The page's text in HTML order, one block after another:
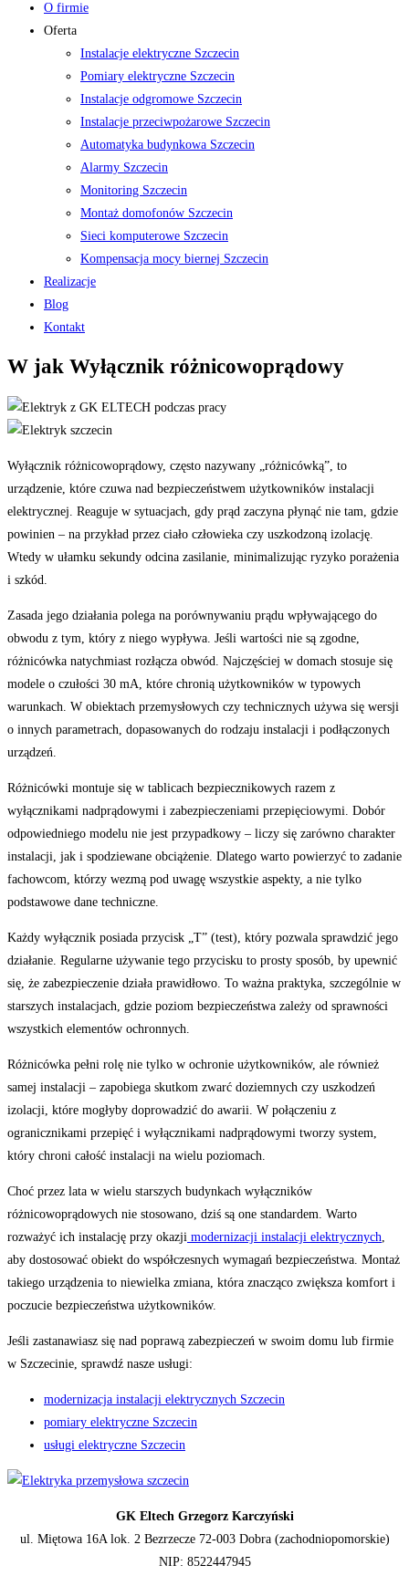
O firmie
Oferta
Instalacje elektryczne Szczecin
Pomiary elektryczne Szczecin
Instalacje odgromowe Szczecin
Instalacje przeciwpożarowe Szczecin
Automatyka budynkowa Szczecin
Alarmy Szczecin
Monitoring Szczecin
Montaż domofonów Szczecin
Sieci komputerowe Szczecin
Kompensacja mocy biernej Szczecin
Realizacje
Blog
Kontakt
W jak Wyłącznik różnicowoprądowy
Wyłącznik różnicowoprądowy, często nazywany „różnicówką”, to
urządzenie, które czuwa nad bezpieczeństwem użytkowników instalacji
elektrycznej. Reaguje w sytuacjach, gdy prąd zaczyna płynąć nie tam, gdzie
powinien – na przykład przez ciało człowieka czy uszkodzoną izolację.
Wtedy w ułamku sekundy odcina zasilanie, minimalizując ryzyko porażenia
i szkód.
Zasada jego działania polega na porównywaniu prądu wpływającego do
obwodu z tym, który z niego wypływa. Jeśli wartości nie są zgodne,
różnicówka natychmiast rozłącza obwód. Najczęściej w domach stosuje się
modele o czułości 30 mA, które chronią użytkowników w typowych
warunkach. W obiektach przemysłowych czy technicznych używa się wersji
o innych parametrach, dopasowanych do rodzaju instalacji i podłączonych
urządzeń.
Różnicówki montuje się w tablicach bezpiecznikowych razem z
wyłącznikami nadprądowymi i zabezpieczeniami przepięciowymi. Dobór
odpowiedniego modelu nie jest przypadkowy – liczy się zarówno charakter
instalacji, jak i spodziewane obciążenie. Dlatego warto powierzyć to zadanie
fachowcom, którzy wezmą pod uwagę wszystkie aspekty, a nie tylko
podstawowe dane techniczne.
Każdy wyłącznik posiada przycisk „T” (test), który pozwala sprawdzić jego
działanie. Regularne używanie tego przycisku to prosty sposób, by upewnić
się, że zabezpieczenie działa prawidłowo. To ważna praktyka, szczególnie w
starszych instalacjach, gdzie poziom bezpieczeństwa zależy od sprawności
wszystkich elementów ochronnych.
Różnicówka pełni rolę nie tylko w ochronie użytkowników, ale również
samej instalacji – zapobiega skutkom zwarć doziemnych czy uszkodzeń
izolacji, które mogłyby doprowadzić do awarii. W połączeniu z
ogranicznikami przepięć i wyłącznikami nadprądowymi tworzy system,
który chroni całość instalacji na wielu poziomach.
Choć przez lata w wielu starszych budynkach wyłączników
różnicowoprądowych nie stosowano, dziś są one standardem. Warto
rozważyć ich instalację przy okazji modernizacji instalacji elektrycznych
aby dostosować obiekt do współczesnych wymagań bezpieczeństwa. Montaż
takiego urządzenia to niewielka zmiana, która znacząco zwiększa komfort i
poczucie bezpieczeństwa użytkowników.
Jeśli zastanawiasz się nad poprawą zabezpieczeń w swoim domu lub firmie
w Szczecinie, sprawdź nasze usługi:
modernizacja instalacji elektrycznych Szczecin
pomiary elektryczne Szczecin
usługi elektryczne Szczecin
GK Eltech Grzegorz Karczyński
ul. Miętowa 16A lok. 2 Bezrzecze 72-003 Dobra (zachodniopomorskie)
NIP: 8522447945